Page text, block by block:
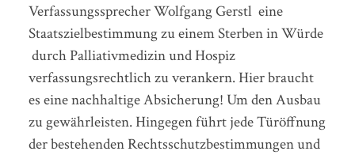
Verfassungssprecher Wolfgang Gerstl eine
Staatszielbestimmung zu einem Sterben in Würde
durch Palliativmedizin und Hospiz
verfassungsrechtlich zu verankern. Hier braucht
es eine nachhaltige Absicherung! Um den Ausbau
zu gewährleisten. Hingegen führt jede Türöffnung
der bestehenden Rechtsschutzbestimmungen und